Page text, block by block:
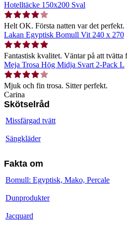
Hotelltäcke 150x200 Sval
Helt OK. Första natten var det
Lakan Egyptisk Bomull Vit 240 x 270
Fantastisk kvalitet. Väntar på att tvätta
Meja Trosa Hög Midja Svart 2-Pack L
Mjuk och fin trosa. Sitter perfekt.
Carina
Skötselråd
Missfärgad tvätt
Sängkläder
Fakta om
Bomull: Egyptisk, Mako, Percale
Dunprodukter
Jacquard